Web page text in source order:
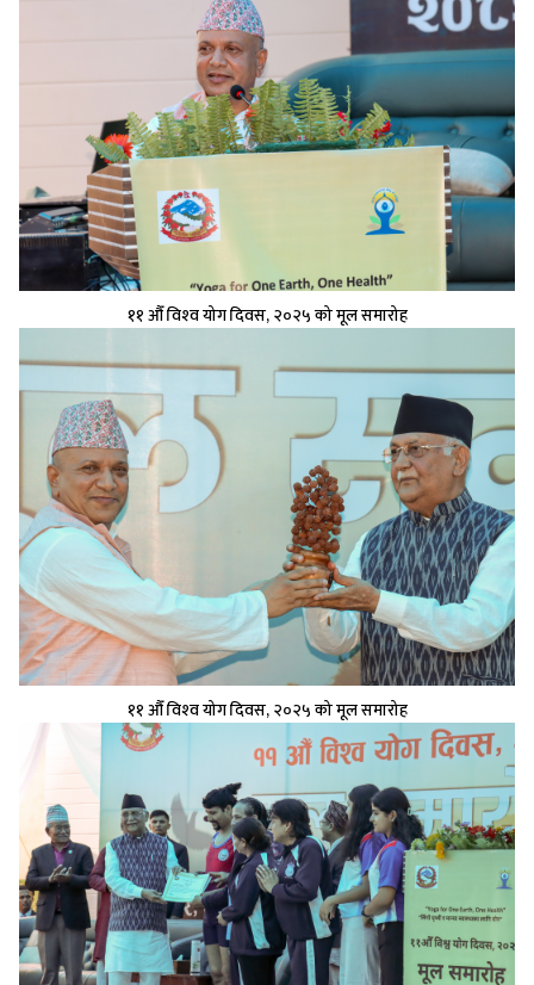
११ औँ विश्‍व योग दिवस, २०२५ को मूल समारोह
११ औँ विश्‍व योग दिवस, २०२५ को मूल समारोह